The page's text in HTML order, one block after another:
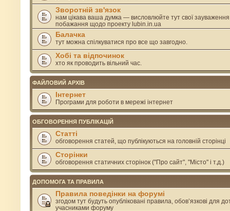
Зворотній зв'язок
нам цікава ваша думка — висловлюйте тут свої
побажання щодо проекту lubin.in.ua
Балачка
тут можна спілкуватися про все що завгодно.
Хобі та відпочинок
хто як проводить вільний час.
ФАЙЛОВИЙ АРХІВ
Інтернет
Програми для роботи в мережі інтернет
ОБГОВОРЕННЯ ПУБЛІКАЦІЙ
Статті
обговорення статей, що публікуються на головній сторінці
Сторінки
обговорення статичних сторінок ("Про сайт", "Місто" і т.д.)
ДОПОМОГА ТА ПРАВИЛА
Правила поведінки на форумі
згодом тут будуть опубліковані правила, обов’язкові для
учасниками форуму